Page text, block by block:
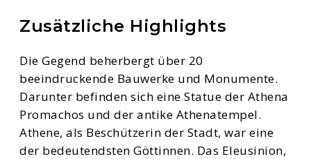
Zusätzliche Highlights
Die Gegend beherbergt über 20
beeindruckende Bauwerke und Monumente.
Darunter befinden sich eine Statue der Athena
Promachos und der antike Athenatempel.
Athene, als Beschützerin der Stadt, war eine
der bedeutendsten Göttinnen. Das Eleusinion,